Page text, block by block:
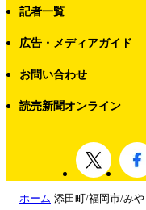
記者一覧
広告・メディアガイド
お問い合わせ
読売新聞オンライン
ホーム 添田町/福岡市/み